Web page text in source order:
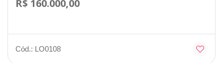
R$ 160.000,00
Cód.: LO0108